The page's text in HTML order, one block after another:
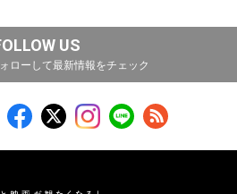
US
ローして最新情報をチェック